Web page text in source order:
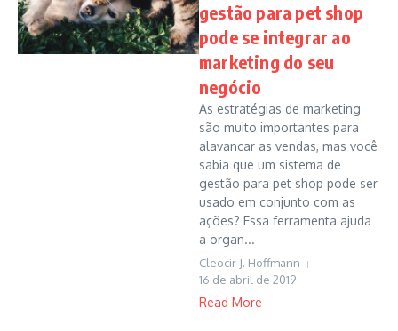
gestão para pet shop
pode se integrar ao
marketing do seu
negócio
As estratégias de marketing
são muito importantes para
alavancar as vendas, mas você
sabia que um sistema de
gestão para pet shop pode ser
usado em conjunto com as
ações? Essa ferramenta ajuda
a organ...
Cleocir J. Hoffmann
16 de abril de 2019
Read More